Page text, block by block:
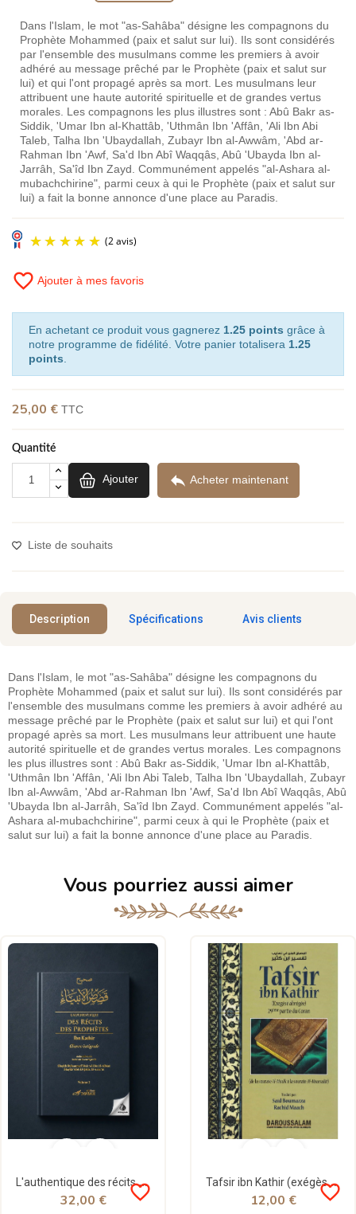
Dans l'Islam, le mot "as-Sahâba" désigne les compagnons du
Prophète Mohammed (paix et salut sur lui). Ils sont considérés
par l'ensemble des musulmans comme les premiers à avoir
adhéré au message prêché par le Prophète (paix et salut sur
lui) et qui l'ont propagé après sa mort. Les musulmans leur
attribuent une haute autorité spirituelle et de grandes vertus
morales. Les compagnons les plus illustres sont : Abû Bakr as-
Siddik, 'Umar Ibn al-Khattâb, 'Uthmân Ibn 'Affân, 'Ali Ibn Abi
Taleb, Talha Ibn 'Ubaydallah, Zubayr Ibn al-Awwâm, 'Abd ar-
Rahman Ibn 'Awf, Sa'd Ibn Abî Waqqâs, Abû 'Ubayda Ibn al-
Jarrâh, Sa'îd Ibn Zayd. Communément appelés "al-Ashara al-
mubachchirine", parmi ceux à qui le Prophète (paix et salut sur
lui) a fait la bonne annonce d'une place au Paradis.
favorite_border Ajouter à mes favoris
En achetant ce produit vous gagnerez 1.25 points grâce à
notre programme de fidélité. Votre panier totalisera 1.25
points
25,00 € TTC
Quantité
Ajouter  Acheter maintenant
Liste de souhaits
Description Spécifications Avis clients
Dans l'Islam, le mot "as-Sahâba" désigne les compagnons du
Prophète Mohammed (paix et salut sur lui). Ils sont considérés par
l'ensemble des musulmans comme les premiers à avoir adhéré au
message prêché par le Prophète (paix et salut sur lui) et qui l'ont
propagé après sa mort. Les musulmans leur attribuent une haute
autorité spirituelle et de grandes vertus morales. Les compagnons
les plus illustres sont : Abû Bakr as-Siddik, 'Umar Ibn al-Khattâb,
'Uthmân Ibn 'Affân, 'Ali Ibn Abi Taleb, Talha Ibn 'Ubaydallah, Zubayr
Ibn al-Awwâm, 'Abd ar-Rahman Ibn 'Awf, Sa'd Ibn Abî Waqqâs, Abû
'Ubayda Ibn al-Jarrâh, Sa'îd Ibn Zayd. Communément appelés "al-
Ashara al-mubachchirine", parmi ceux à qui le Prophète (paix et
salut sur lui) a fait la bonne annonce d'une place au Paradis.
Vous pourriez aussi aimer
L'authentique des récits des prophètes - 2 Volumes - ibn Kathir - Tawbah
favorite_border
32,00 €
Tafsir ibn Kathir (exégèse abrégée) 29eme partie du Coran - Daroussalam
favorite_border
12,00 €